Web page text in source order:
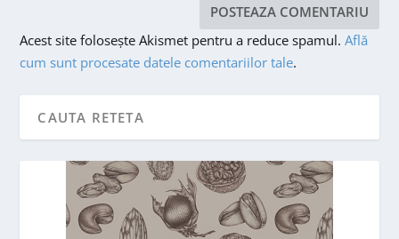
Acest site folosește Akismet pentru a reduce spamul.Află
cum sunt procesate datele comentariilor tale.